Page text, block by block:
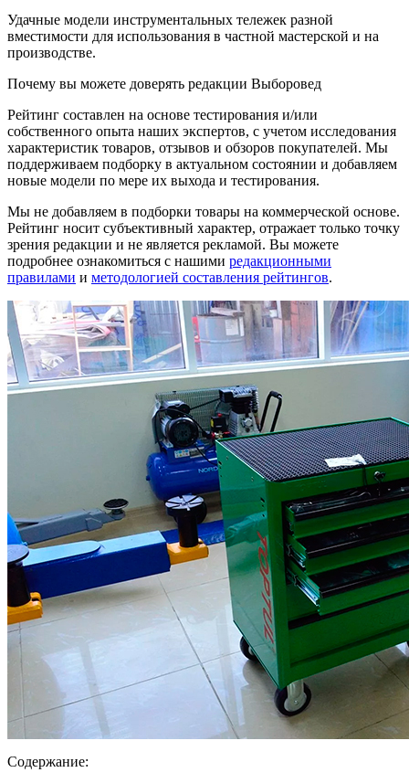
Удачные модели инструментальных тележек разной
вместимости для использования в частной мастерской и на
производстве.
Почему вы можете доверять редакции Выборовед
Рейтинг составлен на основе тестирования и/или
собственного опыта наших экспертов, с учетом исследования
характеристик товаров, отзывов и обзоров покупателей. Мы
поддерживаем подборку в актуальном состоянии и добавляем
новые модели по мере их выхода и тестирования.
Мы не добавляем в подборки товары на коммерческой основе.
Рейтинг носит субъективный характер, отражает только точку
зрения редакции и не является рекламой. Вы можете
подробнее ознакомиться с нашими редакционными
правилами и методологией составления рейтингов.
Содержание: